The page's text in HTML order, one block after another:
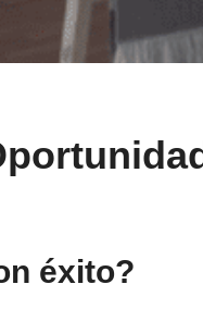
éxito?